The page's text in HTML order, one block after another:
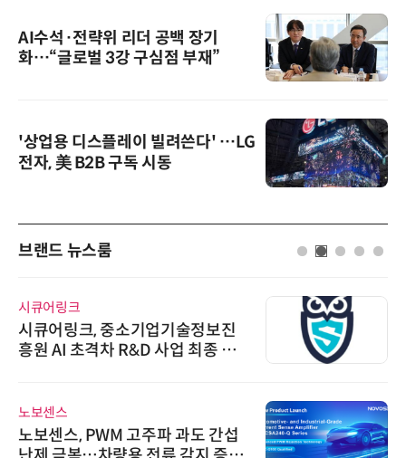
AI수석·전략위 리더 공백 장기
화…“글로벌 3강 구심점 부재”
'상업용 디스플레이 빌려쓴다' …LG
전자, 美 B2B 구독 시동
브랜드 뉴스룸
시큐어링크
시큐어링크, 중소기업기술정보진
흥원 AI 초격차 R&D 사업 최종 선
노보센스
노보센스, PWM 고주파 과도 간섭